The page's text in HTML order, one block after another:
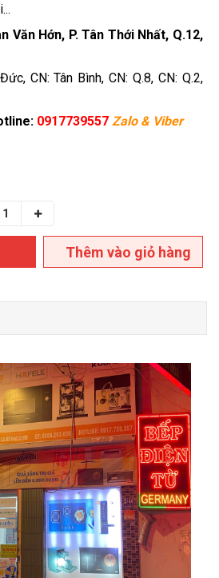
Văn Hớn, P. Tân Thới Nhất, Q.12,
CN: Tân Bình, CN: Q.8, CN: Q.2,
0917739557 Zalo & Viber
Thêm vào giỏ hàng